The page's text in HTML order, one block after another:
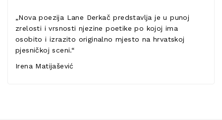
„Nova poezija Lane Derkač predstavlja je u punoj
zrelosti i vrsnosti njezine poetike po kojoj ima
osobito i izrazito originalno mjesto na hrvatskoj
pjesničkoj sceni.“
Irena Matijašević